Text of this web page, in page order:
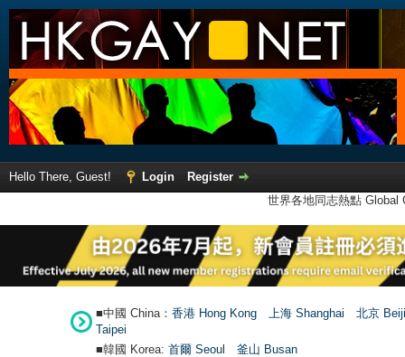
Hello There, Guest! Login
Register
世界各地同志熱點
■中國 China： 香港 Hong Kong 上海 Shanghai
北京
Taipei
■韓國 Korea: 首爾 Seoul 釜山 Busan